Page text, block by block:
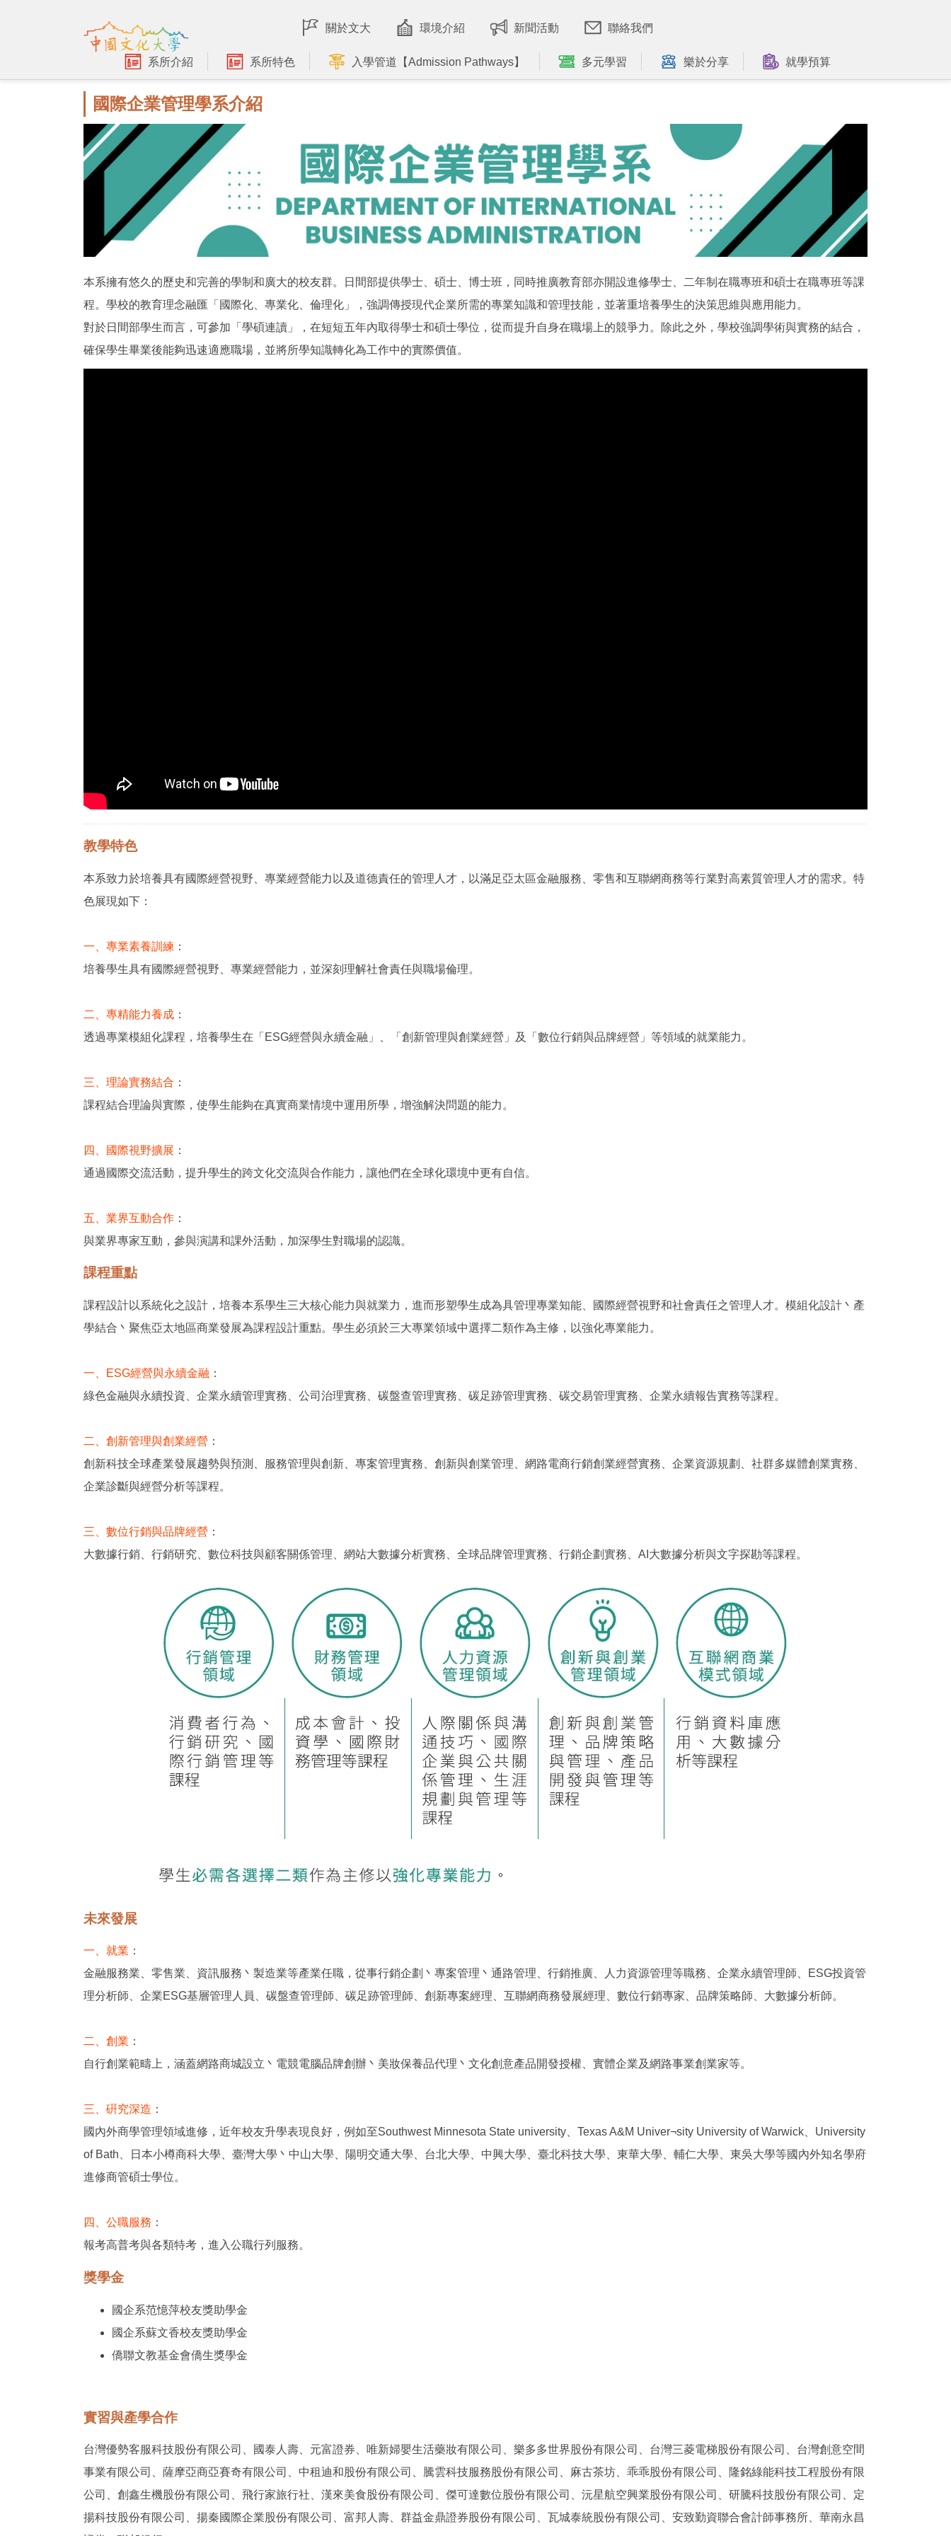
內
關於文大 環境介紹 新聞活動 聯絡我們
系所介紹 系所特色 入學管道【Admission Pathways】 多元學習 樂於分享 就學預算
國際企業管理學系介紹
本系擁有悠久的歷史和完善的學制和廣大的校友群。日間部提供學士、碩士、博士班，同時推廣教育部亦開設進修學士、二年制在職專班和碩士在職專班等課
程。學校的教育理念融匯「國際化、專業化、倫理化」，強調傳授現代企業所需的專業知識和管理技能，並著重培養學生的決策思維與應用能力。
對於日間部學生而言，可參加「學碩連讀」，在短短五年內取得學士和碩士學位 ，從而提升自身在職場上的競爭力。除此之外，學校強調學術與實務的結合，
確保學生畢業後能夠迅速適應職場，並將所學知識轉化為工作中的實際價值。
教學特色
本系致力於培養具有國際經營視野、專業經營能力以及道德責任的管理人才，以滿足亞太區金融服務、零售和互聯網商務等行業對高素質管理人才的需求。特
色展現如下：
一、專業素養訓練 ：
培養學生具有國際經營視野、專業經營能力，並深刻理解社會責任與職場倫理。
二、專精能力養成 ：
透過專業模組化課程，培養學生在「ESG經營與永續金融」、「創新管理與創業經營」及「數位行銷與品牌經營」等領域的就業能力。
三、理論實務結合 ：
課程結合理論與實際，使學生能夠在真實商業情境中運用所學，增強解決問題的能力。
四、國際視野擴展 ：
通過國際交流活動，提升學生的跨文化交流與合作能力，讓他們在全球化環境中更有自信。
五、業界互動合作 ：
與業界專家互動，參與演講和課外活動，加深學生對職場的認識。
課程重點
課程設計以系統化之設計，培養本系學生三大核心能力與就業力，進而形塑學生成為具管理專業知能、國際經營視野和社會責任之管理人才。模組化設計丶產
學結合丶聚焦亞太地區商業發展為課程設計重點。學生必須於三大專業領域中選擇二類作為主修，以強化專業能力。
一、ESG經營與永續金融 ：
綠色金融與永續投資、企業永續管理實務、公司治理實務、碳盤查管理實務、碳足跡管理實務、碳交易管理實務、企業永續報告實務等課程。
二、創新管理與創業經營 ：
創新科技全球產業發展趨勢與預測、服務管理與創新、專案管理實務、創新與創業管理、網路電商行銷創業經營實務、企業資源規劃、社群多媒體創業實務、
企業診斷與經營分析等課程。
三、數位行銷與品牌經營 ：
大數據行銷、行銷研究、數位科技與顧客關係管理、網站大數據分析實務、全球品牌管理實務、行銷企劃實務、AI大數據分析與文字探勘等課程。
未來發展
一、就業 ：
金融服務業、零售業、資訊服務丶製造業等產業任職，從事行銷企劃丶專案管理丶通路管理、行銷推廣、人力資源管理等職務、企業永續管理師、ESG投資管
理分析師、企業ESG基層管理人員、碳盤查管理師、碳足跡管理師、創新專案經理、互聯網商務發展經理、數位行銷專家、品牌策略師、大數據分析師。
二、創業 ：
自行創業範疇上，涵蓋網路商城設立丶電競電腦品牌創辦丶美妝保養品代理丶文化創意產品開發授權、實體企業及網路事業創業家等。
三、硏究深造 ：
國內外商學管理領域進修，近年校友升學表現良好，例如至Southwest Minnesota State university、Texas A&M Univer¬sity University of Warwick、University
of Bath、日本小樽商科大學、臺灣大學丶中山大學、陽明交通大學、台北大學、中興大學、臺北科技大學、東華大學、輔仁大學、東吳大學等國內外知名學府
進修商管碩士學位。
四、公職服務 ：
報考高普考與各類特考，進入公職行列服務。
獎學金
國企系范憶萍校友獎助學金
國企系蘇文香校友獎助學金
僑聯文教基金會僑生獎學金
實習與產學合作
台灣優勢客服科技股份有限公司、 國泰人壽、元富證券、 唯新婦嬰生活藥妝有限公司、樂多多世界股份有限公司、台灣三菱電梯股份有限公司、台灣創意空間
事業有限公司、 薩摩亞商亞賽奇有限公司、 中租迪和股份有限公司、騰雲科技服務股份有限公司、麻古茶坊、乖乖股份有限公司、隆銘綠能科技工程股份有限
公司、創鑫生機股份有限公司、飛行家旅行社、漢來美食股份有限公司、傑可達數位股份有限公司、沅星航空興業股份有限公司、研騰科技股份有限公司、定
揚科技股份有限公司、揚秦國際企業股份有限公司
、富邦人壽、群益金鼎證券股份有限公司、瓦城泰統股份有限公司、安致勤資聯合會計師事務所、華南永昌